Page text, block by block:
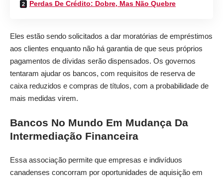
Perdas De Crédito: Dobre, Mas Não Quebre
Eles estão sendo solicitados a dar moratórias de empréstimos
aos clientes enquanto não há garantia de que seus próprios
pagamentos de dívidas serão dispensados. Os governos
tentaram ajudar os bancos, com requisitos de reserva de
caixa reduzidos e compras de títulos, com a probabilidade de
mais medidas virem.
Bancos No Mundo Em Mudança Da
Intermediação Financeira
Essa associação permite que empresas e indivíduos
canadenses concorram por oportunidades de aquisição em